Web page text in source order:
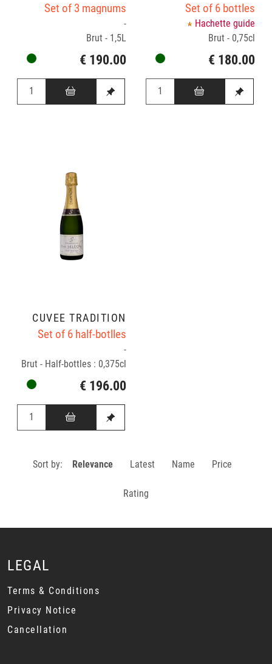
Set of 3 magnums
-
Brut - 1,5L
€ 190.00
Set of 6 bottles
Hachette guide
Brut - 0,75cl
€ 180.00
CUVÉE TRADITION
Set of 6 half-botlles
-
Brut - Half-bottles : 0,375cl
€ 196.00
Sort by: Relevance Latest Name Price
Rating
LEGAL
Terms & Conditions
Privacy Notice
Cancellation